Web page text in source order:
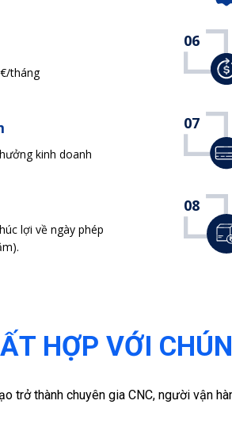
06
07
08
tháng
kinh doanh
lợi về ngày phép
HỢP VỚI
trở thành chuyên gia CNC, người vận